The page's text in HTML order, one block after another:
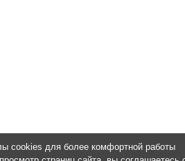
cookies для более комфортной работы